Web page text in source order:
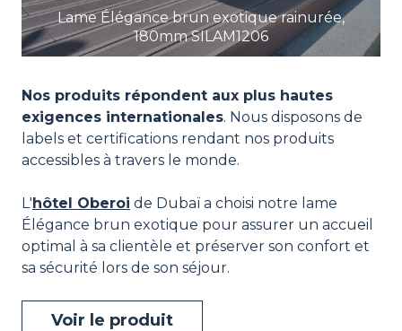
Lame Élégance brun exotique rainurée,
180mm SILAM1206
Nos produits répondent aux plus hautes
exigences internationales. Nous disposons de
labels et certifications rendant nos produits
accessibles à travers le monde.
L'hôtel Oberoi de Dubaï a choisi notre lame
Élégance brun exotique pour assurer un accueil
optimal à sa clientèle et préserver son confort et
sa sécurité lors de son séjour.
Voir le produit